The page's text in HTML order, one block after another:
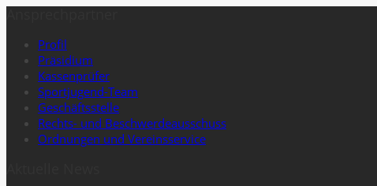
Profil
Präsidium
Kassenprüfer
Sportjugend-Team
Geschäftsstelle
Rechts- und Beschwerdeausschuss
Ordnungen und Vereinsservice